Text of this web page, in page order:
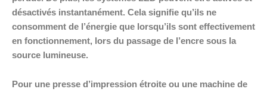
désactivés instantanément. Cela signifie qu’ils ne
consomment de l’énergie que lorsqu’ils sont effectivement
en fonctionnement, lors du passage de l’encre sous la
source lumineuse.
Pour une presse d’impression étroite ou une machine de